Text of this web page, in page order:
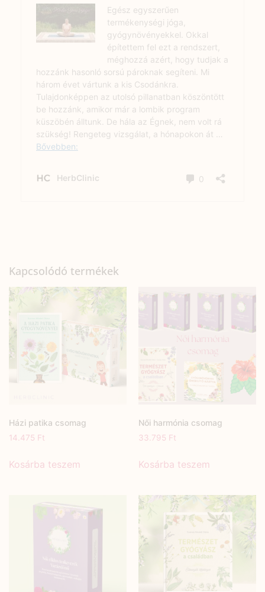
Kapcsolódó termékek
Házi patika csomag
14.475 Ft
Kosárba teszem
Női harmónia csomag
33.795 Ft
Kosárba teszem